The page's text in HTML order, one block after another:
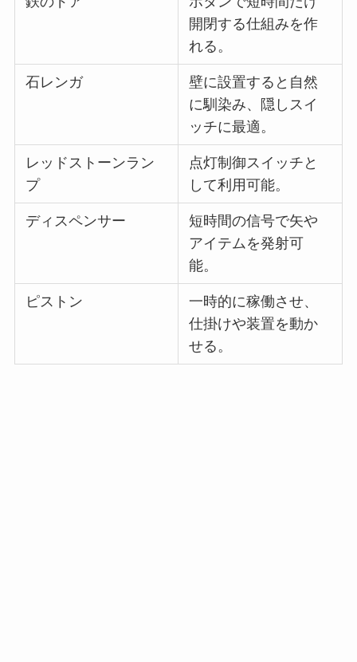
開閉する仕組みを作
れる。
石レンガ
壁に設置すると自然
に馴染み、隠しスイ
ッチに最適。
レッドストーンラン
プ
点灯制御スイッチと
して利用可能。
ディスペンサー
短時間の信号で矢や
アイテムを発射可
能。
ピストン
一時的に稼働させ、
仕掛けや装置を動か
せる。